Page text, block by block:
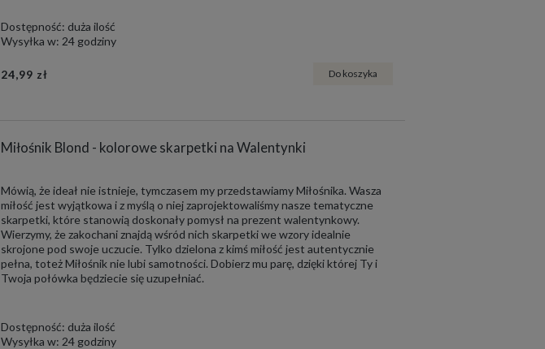
Dostępność: duża ilość
Wysyłka w: 24 godziny
24,99 zł Do koszyka
Miłośnik Blond - kolorowe skarpetki na Walentynki
Mówią, że ideał nie istnieje, tymczasem my przedstawiamy Miłośnika. Wasza
miłość jest wyjątkowa i z myślą o niej zaprojektowaliśmy nasze tematyczne
skarpetki, które stanowią doskonały pomysł na prezent walentynkowy.
Wierzymy, że zakochani znajdą wśród nich skarpetki we wzory idealnie
skrojone pod swoje uczucie. Tylko dzielona z kimś miłość jest autentycznie
pełna, toteż Miłośnik nie lubi samotności. Dobierz mu parę, dzięki której Ty i
Twoja połówka będziecie się uzupełniać.
Dostępność: duża ilość
Wysyłka w: 24 godziny